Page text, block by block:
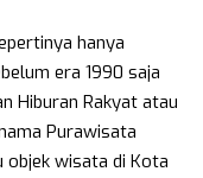
hanya
era 1990 saja
Hiburan Rakyat atau
Purawisata
wisata di Kota